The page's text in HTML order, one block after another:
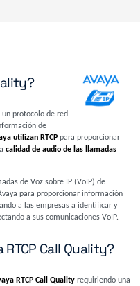
un protocolo de red
de
utilizan RTCPpara proporcionar
calidad de audio de las llamadas
de Voz sobre IP (VoIP) de
para proporcionar información
a las empresas a identificar y
a sus comunicaciones VoIP.
Call Quality?
RTCP Call Qualityrequiriendo una